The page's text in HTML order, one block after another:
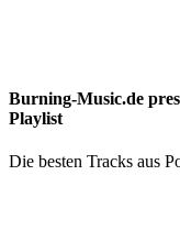
Burning-Music.de
Playlist
Die besten Tracks aus